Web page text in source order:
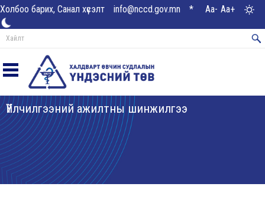
Холбоо барих, Санал хүсэлт info@nccd.gov.mn * Aa- Aa+
Үйлчилгээний ажилтны шинжилгээ